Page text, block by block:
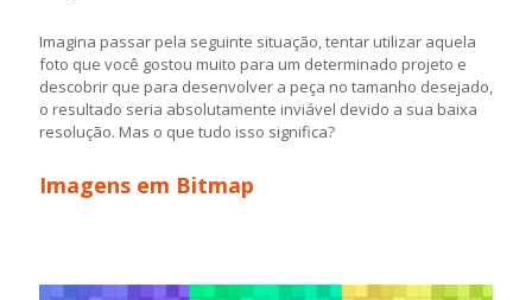
Imagina passar pela seguinte situação, tentar utilizar aquela
foto que você gostou muito para um determinado projeto e
descobrir que para desenvolver a peça no tamanho desejado,
o resultado seria absolutamente inviável devido a sua baixa
resolução. Mas o que tudo isso significa?
Imagens em Bitmap